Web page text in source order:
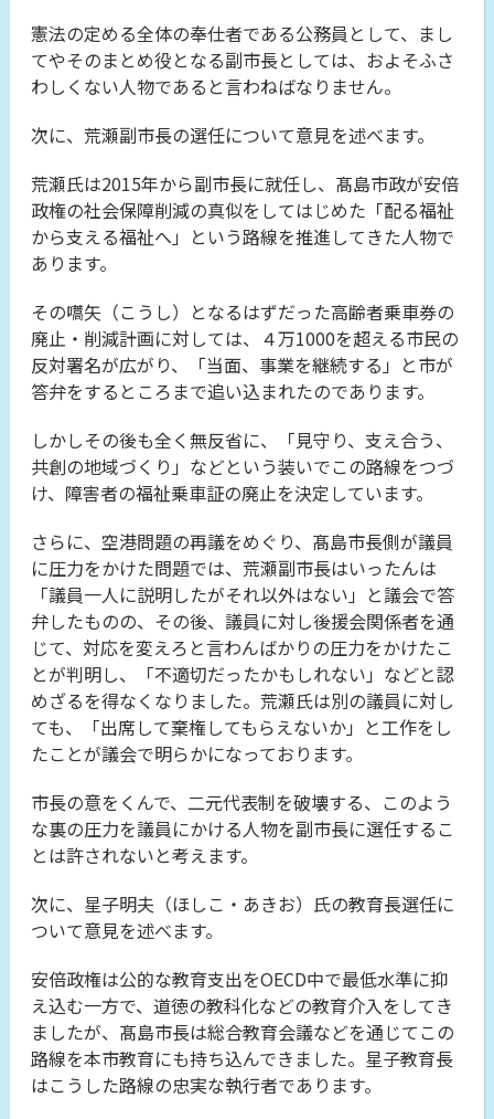
憲法の定める全体の奉仕者である公務員として、まし
てやそのまとめ役となる副市長としては、およそふさ
わしくない人物であると言わねばなりません。
次に、荒瀬副市長の選任について意見を述べます。
荒瀬氏は2015年から副市長に就任し、髙島市政が安倍
政権の社会保障削減の真似をしてはじめた「配る福祉
から支える福祉へ」という路線を推進してきた人物で
あります。
その嚆矢（こうし）となるはずだった高齢者乗車券の
廃止・削減計画に対しては、４万1000を超える市民の
反対署名が広がり、「当面、事業を継続する」と市が
答弁をするところまで追い込まれたのであります。
しかしその後も全く無反省に、「見守り、支え合う、
共創の地域づくり」などという装いでこの路線をつづ
け、障害者の福祉乗車証の廃止を決定しています。
さらに、空港問題の再議をめぐり、髙島市長側が議員
に圧力をかけた問題では、荒瀬副市長はいったんは
「議員一人に説明したがそれ以外はない」と議会で答
弁したものの、その後、議員に対し後援会関係者を通
じて、対応を変えろと言わんばかりの圧力をかけたこ
とが判明し、「不適切だったかもしれない」などと認
めざるを得なくなりました。荒瀬氏は別の議員に対し
ても、「出席して棄権してもらえないか」と工作をし
たことが議会で明らかになっております。
市長の意をくんで、二元代表制を破壊する、このよう
な裏の圧力を議員にかける人物を副市長に選任するこ
とは許されないと考えます。
次に、星子明夫（ほしこ・あきお）氏の教育長選任に
ついて意見を述べます。
安倍政権は公的な教育支出をOECD中で最低水準に抑
え込む一方で、道徳の教科化などの教育介入をしてき
ましたが、髙島市長は総合教育会議などを通じてこの
路線を本市教育にも持ち込んできました。星子教育長
はこうした路線の忠実な執行者であります。